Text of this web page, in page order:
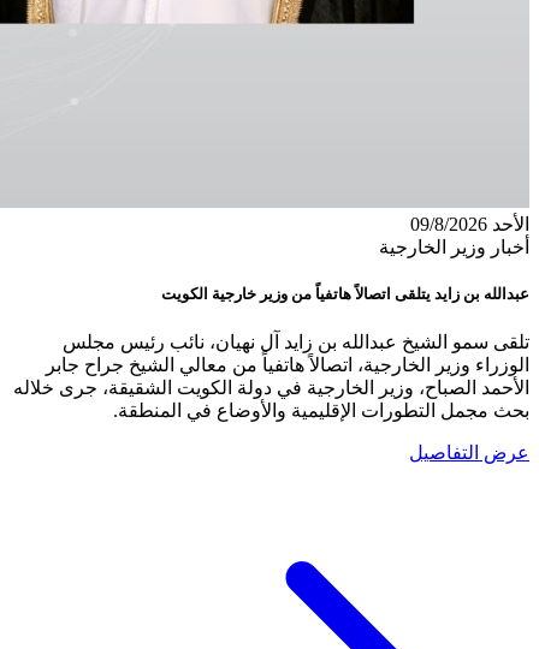
الأحد 09/8/2026
أخبار وزير الخارجية
عبدالله بن زايد يتلقى اتصالاً هاتفياً من وزير خارجية الكويت
تلقى سمو الشيخ عبدالله بن زايد آل نهيان، نائب رئيس مجلس
الوزراء وزير الخارجية، اتصالاً هاتفياً من معالي الشيخ جراح جابر
الأحمد الصباح، وزير الخارجية في دولة الكويت الشقيقة، جرى خلاله
بحث مجمل التطورات الإقليمية والأوضاع في المنطقة.
عرض التفاصيل